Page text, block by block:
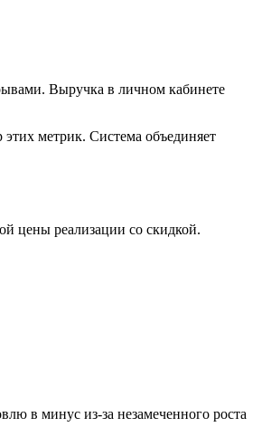
Выручка в личном кабинете
метрик. Система объединяет
цены реализации со скидкой.
в минус из-за незамеченного роста